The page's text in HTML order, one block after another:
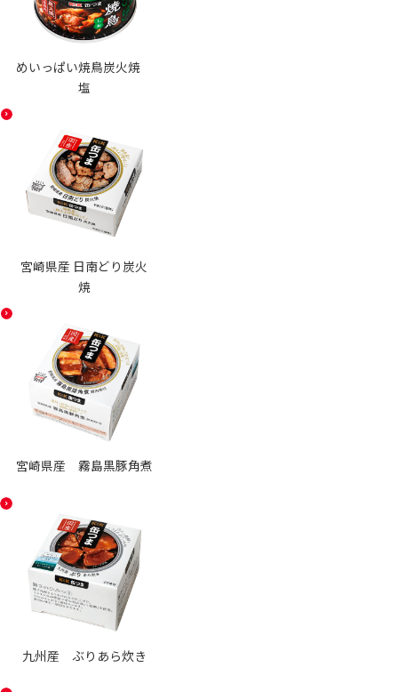
めいっぱい焼鳥炭火焼
塩
宮崎県産 日南どり炭火
焼
宮崎県産 霧島黒豚角煮
九州産 ぶりあら炊き